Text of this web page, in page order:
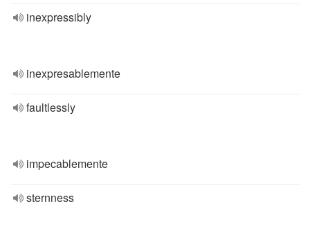
inexpressibly
inexpresablemente
faultlessly
impecablemente
sternness